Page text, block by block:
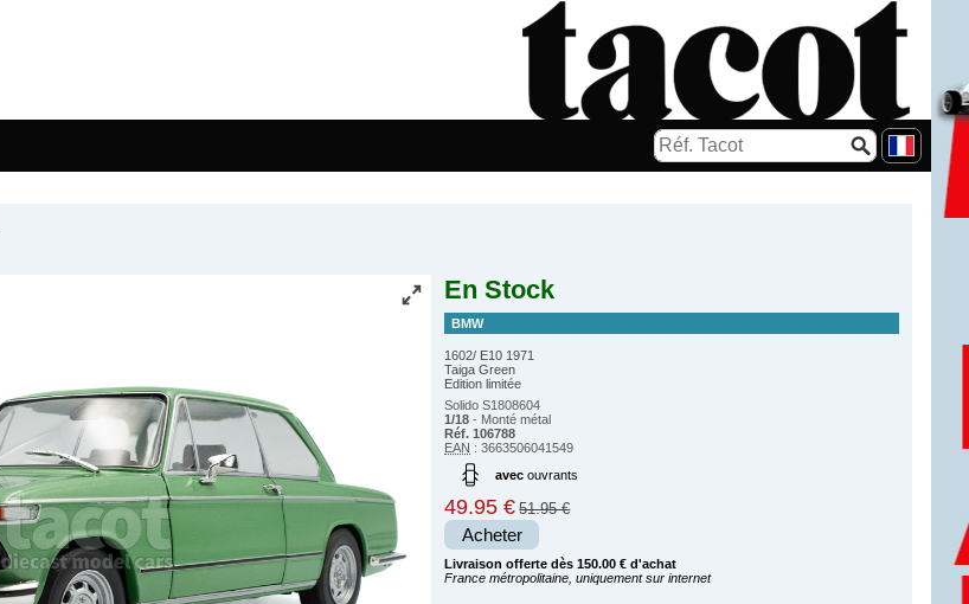
En Stock
BMW
1602/ E10 1971
Taiga Green
Edition limitée
Solido S1808604
1/18 - Monté métal
Réf. 106788
EAN : 3663506041549
avecouvrants
49.95 € 51.95 €
Acheter
Livraison offerte dès 150.00 € d'achat
France métropolitaine, uniquement sur internet